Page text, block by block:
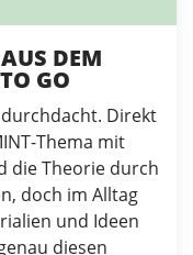
DEM
GO
Direkt
Thema mit
die Theorie durch
doch im Alltag
und Ideen
diesen